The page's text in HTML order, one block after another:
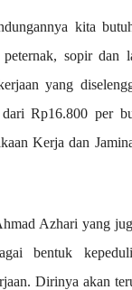
kita
sopir dan
yang
Rp16.800 per
Kerja dan
Azhari yang
bentuk
Dirinya akan